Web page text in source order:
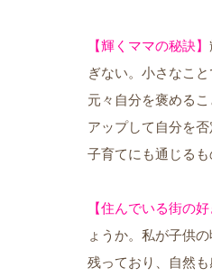
【輝くママの秘訣】
ぎない。小さなこ
元々自分を褒める
アップして自分を
子育てにも通じる
【住んでいる街の好
ょうか。私が子供
残っており、自然